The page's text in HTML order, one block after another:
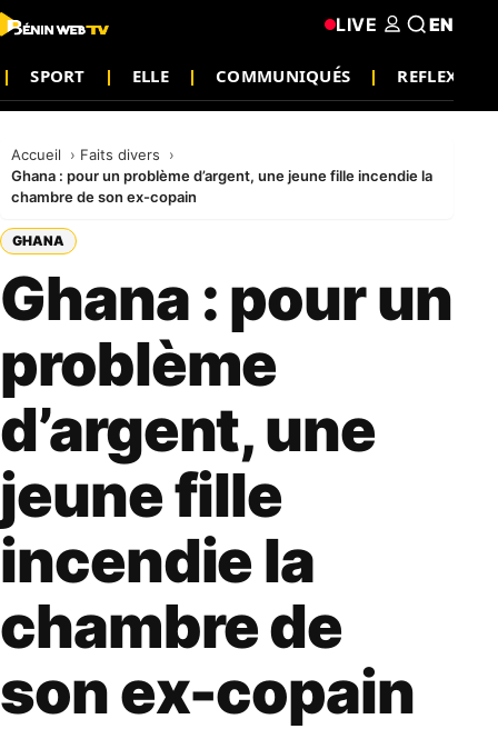
SPORT ELLE COMMUNIQUÉS REFLEXION
LIVE EN
Accueil
Faits divers
Ghana : pour un problème d’argent, une jeune fille incendie la
chambre de son ex-copain
GHANA
Ghana : pour un
problème
d’argent, une
jeune fille
incendie la
chambre de
son ex-copain